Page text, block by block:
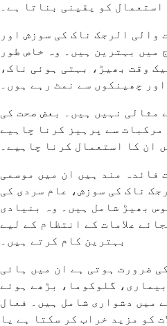
کو یقینی بناتا ہے۔
والی الرجک ناک کی سوزش اور
میں بہترین ہیں۔ وہ خاص طور
وقت بھیڑ، بہتی ہوئی ناک،
اور چھینکوں سے نمٹ رہے ہوں۔
مثالی نہیں ہیں۔ بعض صحت کی
سے پرہیز کرنا چاہیے
ان کا استعمال کرنا چاہیے۔
فائدہ مند ہیں ان میں موسمی
ناک کی سوزش، عام سردی کی
بھیڑ شامل ہیں۔ وہ بنیادی
علامات کے انتظام کے لیے
بہترین کام کرتے ہیں۔
ضرورت ہوتی ہے ان میں ہائی
گلوکوما، بڑھے ہوئے
میں دشواری شامل ہیں۔ فعال
کو مزید خراب کر سکتا ہے یا